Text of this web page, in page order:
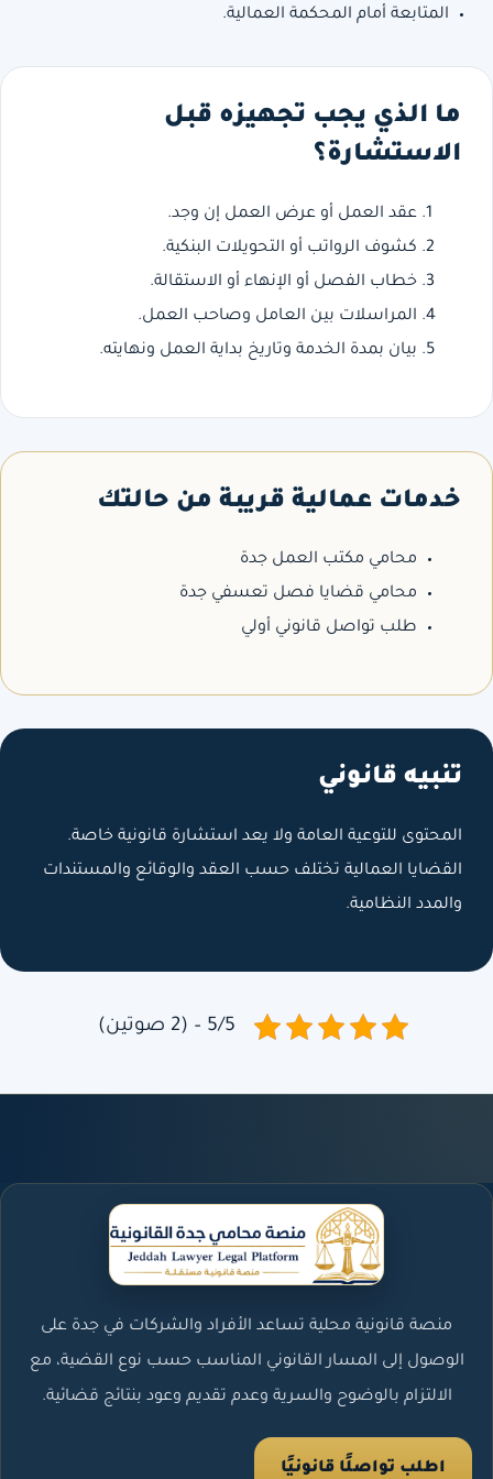
المتابعة أمام المحكمة العمالية.
ما الذي يجب تجهيزه قبل
الاستشارة؟
عقد العمل أو عرض العمل إن وجد.
كشوف الرواتب أو التحويلات البنكية.
خطاب الفصل أو الإنهاء أو الاستقالة.
المراسلات بين العامل وصاحب العمل.
بيان بمدة الخدمة وتاريخ بداية العمل ونهايته.
خدمات عمالية قريبة من حالتك
محامي مكتب العمل جدة
محامي قضايا فصل تعسفي جدة
طلب تواصل قانوني أولي
تنبيه قانوني
المحتوى للتوعية العامة ولا يعد استشارة قانونية خاصة.
القضايا العمالية تختلف حسب العقد والوقائع والمستندات
والمدد النظامية.
5/5 – (2 صوتين)
منصة قانونية محلية تساعد الأفراد والشركات في جدة على
الوصول إلى المسار القانوني المناسب حسب نوع القضية، مع
الالتزام بالوضوح والسرية وعدم تقديم وعود بنتائج قضائية.
اطلب تواصلًا قانونيًا